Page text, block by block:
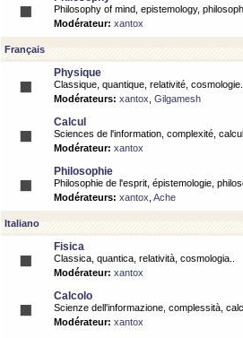
Philosophy of mind, epistemology,
Modérateur: xantox
Français
Physique
Classique, quantique, relativité, cosmologie..
Modérateurs: xantox Gilgamesh
Calcul
Sciences de l'information, complexité,
Modérateur: xantox
Philosophie
Philosophie de l'esprit, épistemologie,
Modérateurs: xantox Ache
Italiano
Fisica
Classica, quantica, relatività, cosmologia..
Modérateur: xantox
Calcolo
Scienze dell'informazione, complessità,
Modérateur: xantox